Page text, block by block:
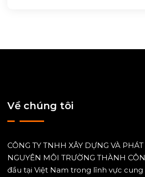
Về chúng tôi
CÔNG TY TNHH XÂY DỰNG VÀ PHÁT
NGUYÊN MÔI TRƯỜNG THÀNH
đầu tại Việt Nam trong lĩnh vực